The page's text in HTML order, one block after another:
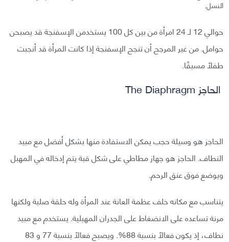
النسل.
حوالي 12 لـ 24 امرأة من بين كل 100 يستخدمن الإسفنجة قد يصبحن
حوامل. من غير المرجح أن تنجح الإسفنجة إذا كانت المرأة قد أنجبت
طفلاً مسبقًا.
الحاجز The Diaphragm
الحاجز هو وسيلة حجب يمكن الاستفادة منها بشكل أفضل مع مبيد
النطاف. الحاجز هو جهاز مطاطي على شكل قبة يتم إدخاله في المهبل
ويوضع فوق عنق الرحم.
يتناسب مع مكانه خلف عظمة العانة عند المرأة وله حلقة صلبة ولكنها
مرنة تساعده على الانضغاط على الجدران المهبلية. يستخدم مع مبيد
نطاف، إذ يكون فعالًا بنسبة 88%. ويصبح فعالًا بنسبة 77 و 83